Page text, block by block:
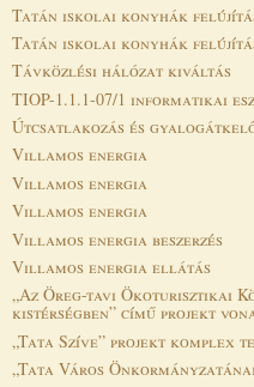
Tatán iskolai konyhák
Tatán iskolai konyhák
Távközlési hálózat kiváltás
TIOP-1.1.1-07/1 informatikai
Útcsatlakozás és
Villamos energia
Villamos energia
Villamos energia
Villamos energia beszerzés
Villamos energia ellátás
„Az Öreg-tavi Ökoturisztikai
kistérségben” című projekt
„Tata Szíve” projekt komplex
„Tata Város